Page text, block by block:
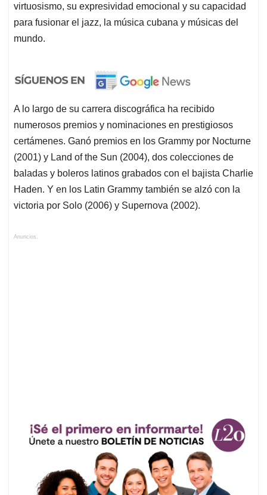
virtuosismo, su expresividad emocional y su capacidad
para fusionar el jazz, la música cubana y músicas del
mundo.
A lo largo de su carrera discográfica ha recibido
numerosos premios y nominaciones en prestigiosos
certámenes. Ganó premios en los Grammy por Nocturne
(2001) y Land of the Sun (2004), dos colecciones de
baladas y boleros latinos grabados con el bajista Charlie
Haden. Y en los Latin Grammy también se alzó con la
victoria por Solo (2006) y Supernova (2002).
Anuncios.